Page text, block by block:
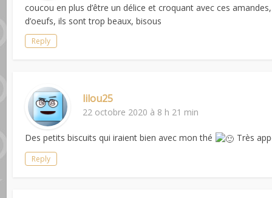
coucou en plus d’être un délice et croquant avec ces
d’oeufs, ils sont trop beaux, bisous
Reply
lilou25
22 octobre 2020 à 8 h 21 min
Des petits biscuits qui iraient bien avec mon thé Très
Reply